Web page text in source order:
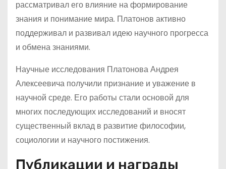
рассматривал его влияние на формирование
знания и понимание мира. Платонов активно
поддерживал и развивал идею научного прогресса
и обмена знаниями.
Научные исследования Платонова Андрея
Алексеевича получили признание и уважение в
научной среде. Его работы стали основой для
многих последующих исследований и вносят
существенный вклад в развитие философии,
социологии и научного постижения.
Публикации и награды